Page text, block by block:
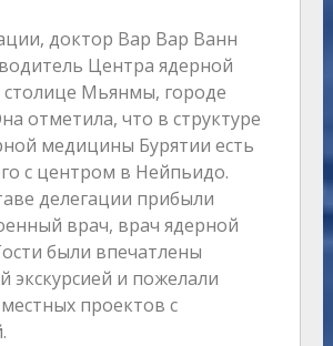
доктор Вар Вар Ванн
Центра ядерной
Мьянмы, городе
отметила, что в структуре
медицины Бурятии есть
с центром в Нейпьидо.
делегации прибыли
врач, врач ядерной
были впечатлены
экскурсией и пожелали
проектов с